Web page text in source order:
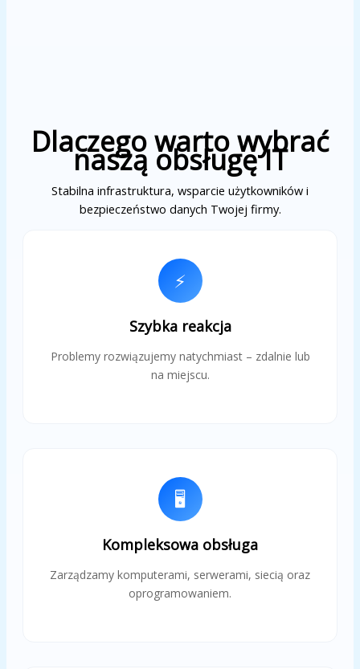
Dlaczego warto wybrać
naszą obsługę IT
Stabilna infrastruktura, wsparcie użytkowników i
bezpieczeństwo danych Twojej firmy.
⚡
Szybka reakcja
Problemy rozwiązujemy natychmiast – zdalnie lub
na miejscu.
🖥️
Kompleksowa obsługa
Zarządzamy komputerami, serwerami, siecią oraz
oprogramowaniem.